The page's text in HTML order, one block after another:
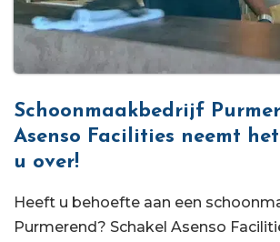
Schoonmaakbedrijf
Asenso Facilities neemt
u over!
Heeft u behoefte aan een
Purmerend? Schakel Asenso